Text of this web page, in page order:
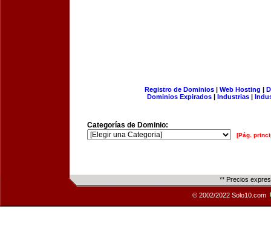
Registro de Dominios| Web Hosting |
Dominios Expirados | Industrias |
Categorías de Dominio:
[Pág.
** Precios
© 2002/2022 Solo10.com